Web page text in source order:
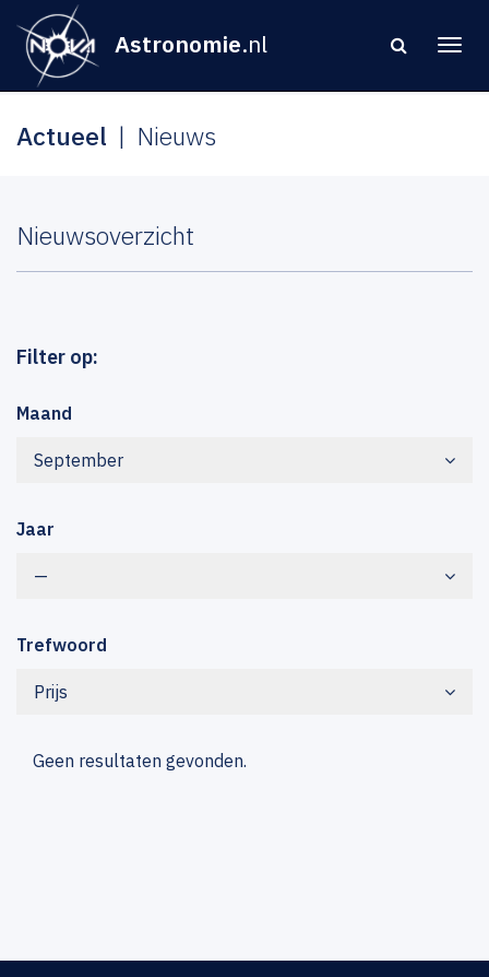
Astronomie.nl
Actueel Nieuws
Nieuwsoverzicht
Filter op:
Maand
September
Jaar
—
Trefwoord
Prijs
Geen resultaten gevonden.